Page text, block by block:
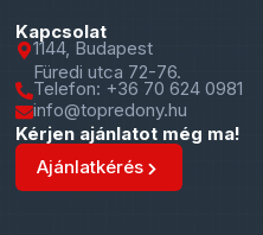
Kapcsolat
1144, Budapest
Füredi utca 72-76.
Telefon: +36 70 624 0981
info@topredony.hu
Kérjen ajánlatot még ma!
Ajánlatkérés